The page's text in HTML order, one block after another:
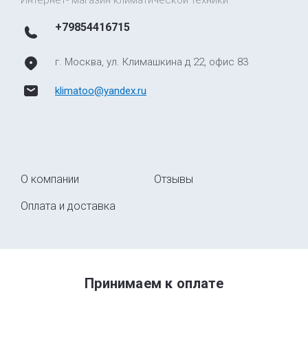
+79854416715
г. Москва, ул. Климашкина д 22, офис 83
klimatoo@yandex.ru
О компании
Оплата и доставка
Отзывы
Принимаем к оплате